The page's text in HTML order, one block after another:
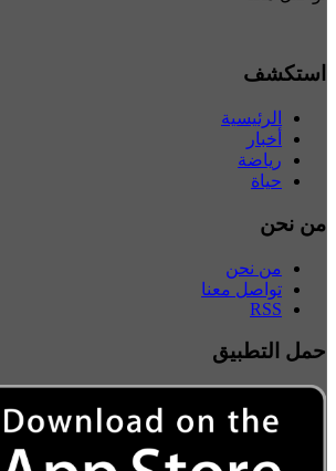
استكشف
الرئيسية
أخبار
رياضة
حياة
من نحن
من نحن
تواصل معنا
RSS
حمل التطبيق